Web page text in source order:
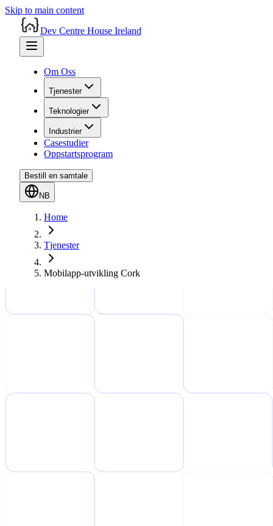
Skip to main content
Dev Centre House Ireland
Om Oss
Tjenester
Teknologier
Industrier
Casestudier
Oppstartsprogram
Bestill en samtale
NB
Home
Tjenester
Mobilapp-utvikling Cork